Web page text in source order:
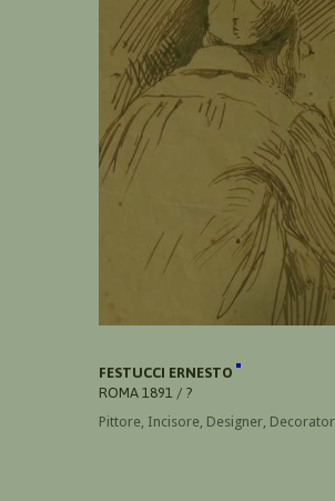
FESTUCCI ERNESTO
ROMA 1891 / ?
Pittore, Incisore, Designer,